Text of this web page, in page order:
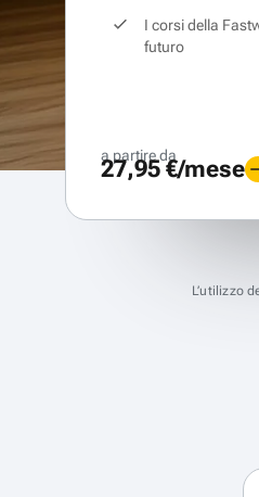
I corsi della
futuro
a partire da
27,95 €/mese
L’utilizzo